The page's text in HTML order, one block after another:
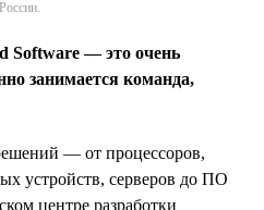
России.
Software —это очень
занимается команда,
— от процессоров,
устройств, серверов до ПО
центре разработки